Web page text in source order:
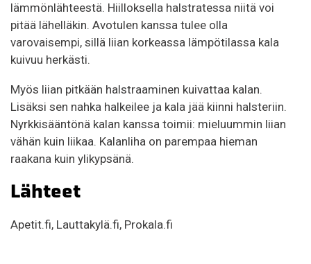
lämmönlähteestä. Hiilloksella halstratessa niitä voi
pitää lähelläkin. Avotulen kanssa tulee olla
varovaisempi, sillä liian korkeassa lämpötilassa kala
kuivuu herkästi.
Myös liian pitkään halstraaminen kuivattaa kalan.
Lisäksi sen nahka halkeilee ja kala jää kiinni halsteriin.
Nyrkkisääntönä kalan kanssa toimii: mieluummin liian
vähän kuin liikaa. Kalanliha on parempaa hieman
raakana kuin ylikypsänä.
Lähteet
Apetit.fi, Lauttakylä.fi, Prokala.fi